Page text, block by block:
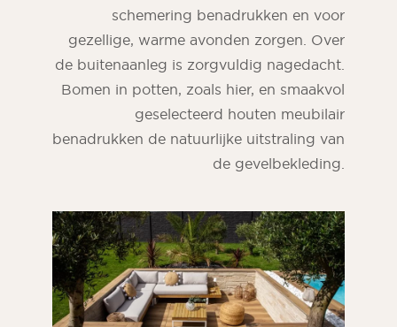
schemering benadrukken en voor
gezellige, warme avonden zorgen. Over
de buitenaanleg is zorgvuldig nagedacht.
Bomen in potten, zoals hier, en smaakvol
geselecteerd houten meubilair
benadrukken de natuurlijke uitstraling van
de gevelbekleding.